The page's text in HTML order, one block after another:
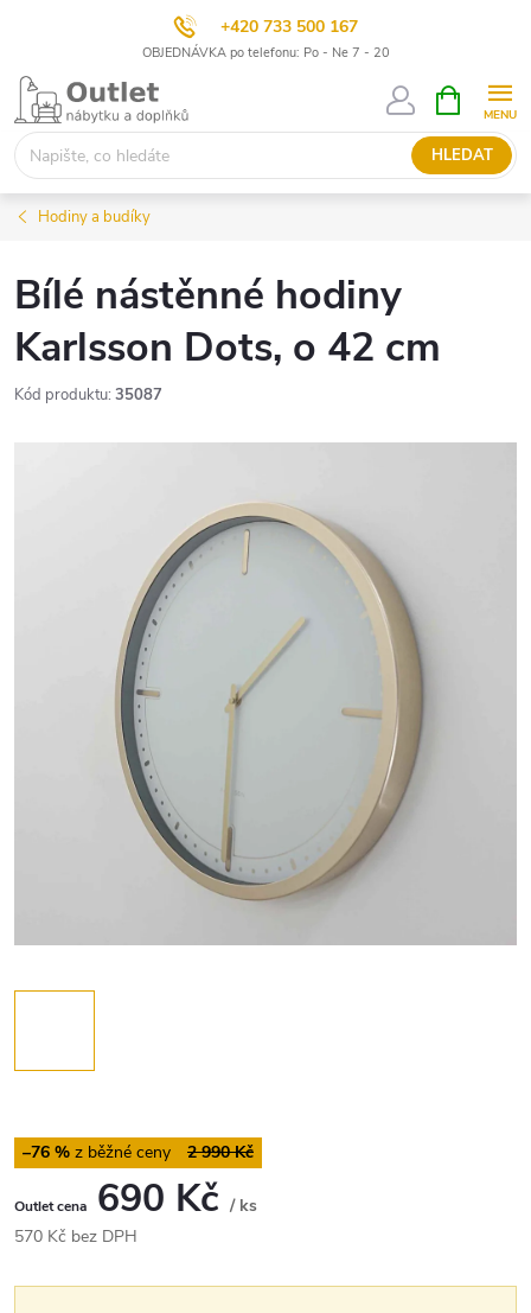
+420 733 500 167
OBJEDNÁVKA po telefonu: Po - Ne 7 - 20
Přejít
obsah
HLEDAT
NÁKUPNÍ
KOŠÍK
Hodiny a budíky
Bílé nástěnné hodiny
Karlsson Dots, o 42 cm
Kód produktu: 35087
2 990 Kč
–76 %
690 Kč / ks
570 Kč bez DPH